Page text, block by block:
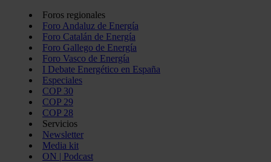
Foros regionales
Foro Andaluz de Energía
Foro Catalán de Energía
Foro Gallego de Energía
Foro Vasco de Energía
I Debate Energético en España
Especiales
COP 30
COP 29
COP 28
Servicios
Newsletter
Media kit
ON | Podcast